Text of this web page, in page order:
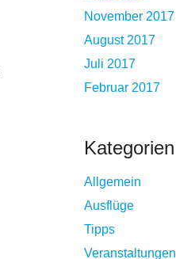
November 2017
August 2017
Juli 2017
Februar 2017
Kategorien
Allgemein
Ausflüge
Tipps
Veranstaltungen